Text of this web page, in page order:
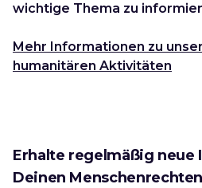
wichtige Thema zu
Mehr Informationen zu
humanitären Aktivitäten
Erhalte regelmäßig neue
Deinen